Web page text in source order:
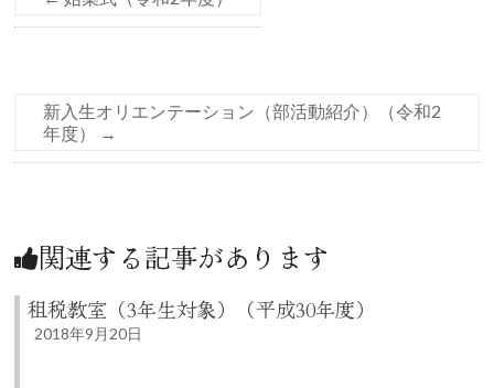
新入生オリエンテーション（部活動紹介）（令和2
年度）
→
関連する記事があります
租税教室（3年生対象）（平成30年度）
2018年9月20日